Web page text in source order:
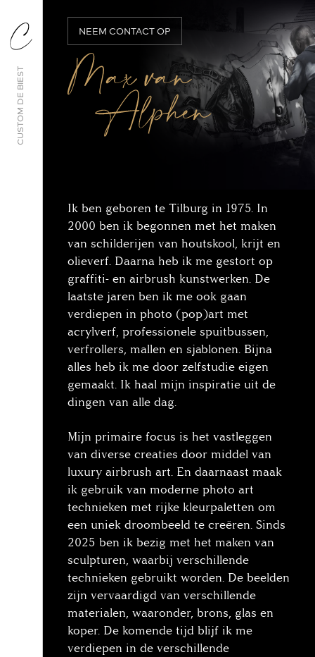
main
content
CUSTOM DE BIEST
NEEM CONTACT OP
Ik ben geboren te Tilburg in 1975. In
2000 ben ik begonnen met het maken
van schilderijen van houtskool, krijt en
olieverf. Daarna heb ik me gestort op
graffiti- en airbrush kunstwerken. De
laatste jaren ben ik me ook gaan
verdiepen in photo (pop)art met
acrylverf, professionele spuitbussen,
verfrollers, mallen en sjablonen. Bijna
alles heb ik me door zelfstudie eigen
gemaakt. Ik haal mijn inspiratie uit de
dingen van alle dag.
Mijn primaire focus is het vastleggen
van diverse creaties door middel van
luxury airbrush art. En daarnaast maak
ik gebruik van moderne photo art
technieken met rijke kleurpaletten om
een uniek droombeeld te creëren. Sinds
2025 ben ik bezig met het maken van
sculpturen, waarbij verschillende
technieken gebruikt worden. De beelden
zijn vervaardigd van verschillende
materialen, waaronder, brons, glas en
koper. De komende tijd blijf ik me
verdiepen in de verschillende